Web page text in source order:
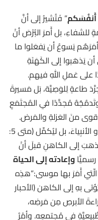
أَنفُسَكم” فَتُشيرُ إلى أنَّ
للشفاءِ، بل أَمرَ البُرْصَ أنْ
يَسوعُ أن يَفعَلوا ما
يَذهَبوا إلى الكَهَنَةِ
على عَملِ اللهِ فيهم.
طاعةٍ لِلوَصِيَّة، بَل مَسيرةَ
وتَدمُجُهُ مُجدَّدًا في المُجتَمَعِ
منَ العَزلةِ والمَرض.
وهكذا أَكَّدَ أنَّه ما جاءَ ليُبطلَ الشَّريعَةَ أو الأنبِياءَ، بل ليُكمِّل (متى 5:
إلى الكاهنِ قبلَ أنْ
وإعادته إلى الحياة
الّتي أَمَرَ بها موسى:”هذِه
بهِ إلى الكاهن (الأحبار
الأبرصِ مِن مَرضِه،
في مُجتمعِه. وأمْرُ